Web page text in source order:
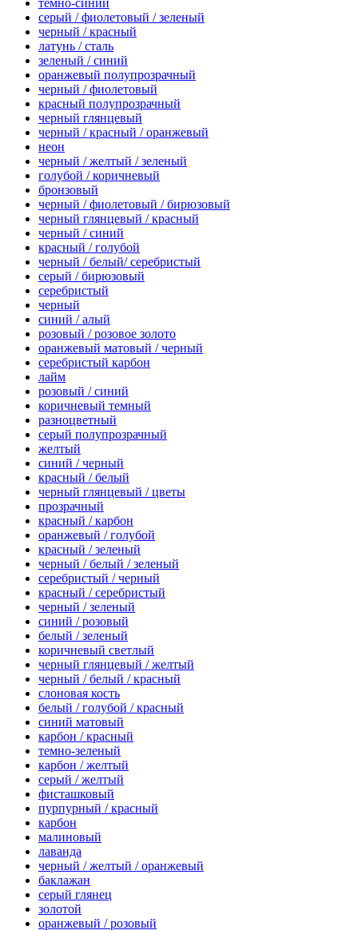
серый / фиолетовый / зеленый
черный / красный
латунь / сталь
зеленый / синий
оранжевый полупрозрачный
черный / фиолетовый
красный полупрозрачный
черный глянцевый
черный / красный / оранжевый
неон
черный / желтый / зеленый
голубой / коричневый
бронзовый
черный / фиолетовый / бирюзовый
черный глянцевый / красный
черный / синий
красный / голубой
черный / белый/ серебристый
серый / бирюзовый
серебристый
черный
синий / алый
розовый / розовое золото
оранжевый матовый / черный
серебристый карбон
лайм
розовый / синий
коричневый темный
разноцветный
серый полупрозрачный
желтый
синий / черный
красный / белый
черный глянцевый / цветы
прозрачный
красный / карбон
оранжевый / голубой
красный / зеленый
черный / белый / зеленый
серебристый / черный
красный / серебристый
черный / зеленый
синий / розовый
белый / зеленый
коричневый светлый
черный глянцевый / желтый
черный / белый / красный
слоновая кость
белый / голубой / красный
синий матовый
карбон / красный
темно-зеленый
карбон / желтый
серый / желтый
фисташковый
пурпурный / красный
карбон
малиновый
лаванда
черный / желтый / оранжевый
баклажан
серый глянец
золотой
оранжевый / розовый